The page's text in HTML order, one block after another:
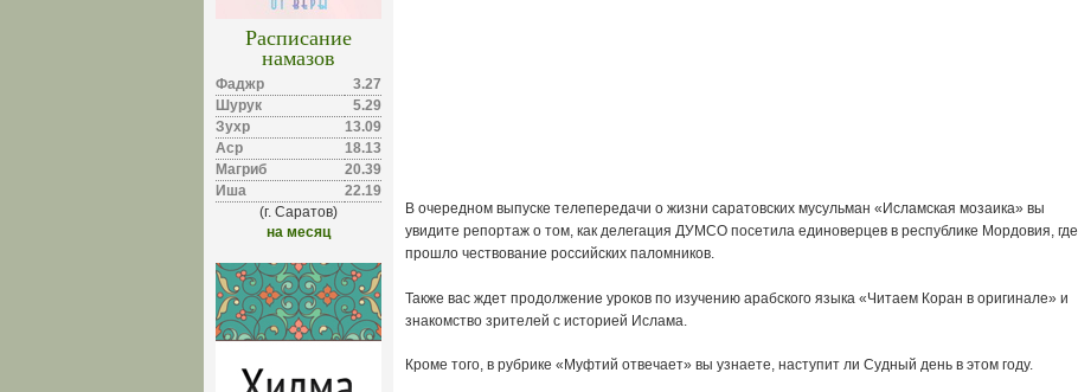
Расписание
намазов
Фаджр
3.27
Шурук
5.29
Зухр
13.09
Аср
18.13
Магриб
20.39
Иша
22.19
(г. Саратов)
на месяц
В очередном выпуске телепередачи о жизни саратовских мусульман «Исламская мозаика» вы
увидите репортаж о том, как делегация ДУМСО посетила единоверцев в республике Мордовия, где
прошло чествование российских паломников.
Также вас ждет продолжение уроков по изучению арабского языка «Читаем Коран в оригинале» и
знакомство зрителей с историей Ислама.
Кроме того, в рубрике «Муфтий отвечает» вы узнаете, наступит ли Судный день в этом году.